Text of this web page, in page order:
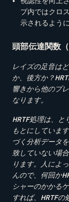
プ内ではクロ
示されるよう
頭部伝達関数（
レイズの足音は
か、後方か？
響きから他のプ
なります。
HRTF処理は、と
もとにしていま
づく分析データ
致していない場
ります。人によ
んので、何回か
シャーのかかる
すれば、 HRTFの